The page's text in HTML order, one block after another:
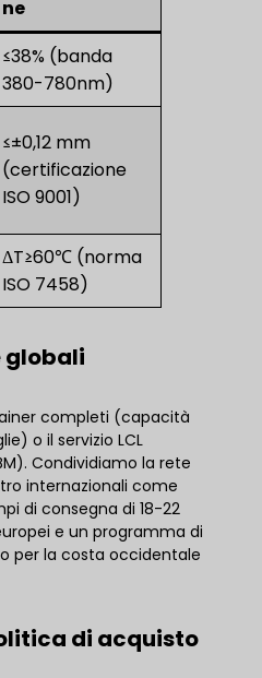
ne
≤38% (banda
380-780nm)
≤±0,12 mm
(certificazione
ISO 9001)
ΔT≥60℃ (norma
ISO 7458)
globali
completi (capacità
o il servizio LCL
Condividiamo la rete
internazionali come
di consegna di 18-22
e un programma di
per la costa occidentale
di acquisto